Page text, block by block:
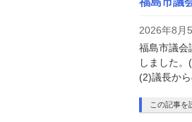
2026年8月
福島市議会
しました
(2)議長か
この記事を